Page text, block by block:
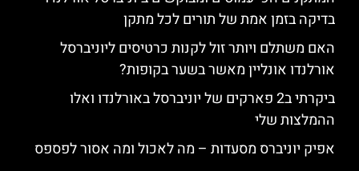
בדיקה בזמן אמת של תורים לכל מתקן
האם משתלם ויותר זול לקנות כרטיסים ליוניברסל
אורלנדו אונליין מאשר בשער בקופות?
ביקרתי ב2 פארקים של יוניברסל באורלנדו ואלו
ההמלצות שלי
אפיק יוניברס מסעדות – מה לאכול ומה אסור לפספס